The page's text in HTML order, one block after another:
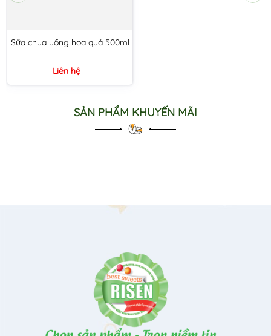
Sữa chua uống hoa quả 500ml
Liên hệ
SẢN PHẨM KHUYẾN MÃI